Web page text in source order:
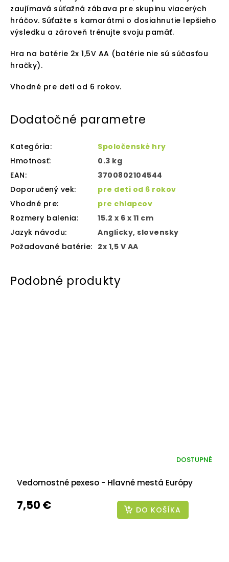
zaujímavá súťažná zábava pre skupinu viacerých
hráčov. Súťažte s kamarátmi o dosiahnutie lepšieho
výsledku a zároveň trénujte svoju pamäť.
Hra na batérie 2x 1,5V AA (batérie nie sú súčasťou
hračky).
Vhodné pre deti od 6 rokov.
Dodatočné parametre
Kategória:
Spoločenské hry
Hmotnosť:
0.3 kg
EAN:
3700802104544
Doporučený vek:
pre deti od 6 rokov
Vhodné pre:
pre chlapcov
Rozmery balenia:
15.2 x 6 x 11 cm
Jazyk návodu:
Anglicky, slovensky
Požadované batérie: 2x 1,5 V AA
Vedomostné pexeso - Hlavné mestá Európy
DOSTUPNÉ
7,50 € DO KOŠÍKA